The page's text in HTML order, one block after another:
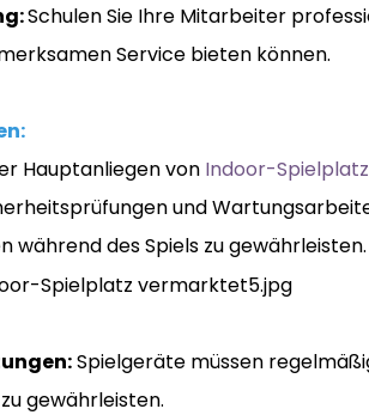
Schulen Sie Ihre Mitarbeiter
Service bieten können.
Hauptanliegen von Indoor-Spielplatz
und
während des Spiels zu gewährleisten.
Spielgeräte müssen
gewährleisten.